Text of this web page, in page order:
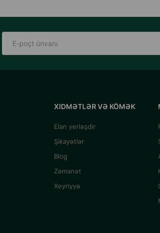
XIDMƏTLƏR VƏ KÖMƏK
Elan yerləşdir
Şikayətlər
Blog
Zəmanət
Xeyriyyə